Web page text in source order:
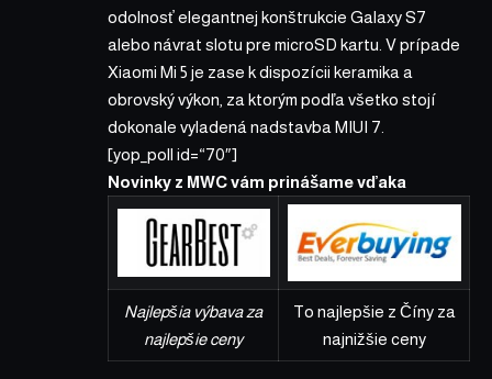
odolnosť elegantnej konštrukcie Galaxy S7
alebo návrat slotu pre microSD kartu. V prípade
Xiaomi Mi 5 je zase k dispozícii keramika a
obrovský výkon, za ktorým podľa všetko stojí
dokonale vyladená nadstavba MIUI 7.
[yop_poll id=“70″]
Novinky z MWC vám prinášame vďaka
Najlepšia výbava za
najlepšie ceny
To najlepšie z Číny za
najnižšie ceny